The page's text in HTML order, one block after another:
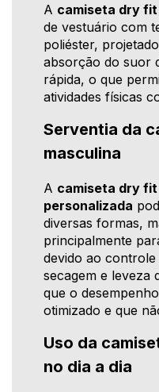
A camiseta dry fit
de vestuário com
poliéster,
absorção do suor
rápida, o que
atividades físicas
Serventia da
masculina
A camiseta dry fit
personalizada
diversas formas,
principalmente
devido ao controle
secagem e leveza
que o
otimizado e que
Uso da
no dia a dia